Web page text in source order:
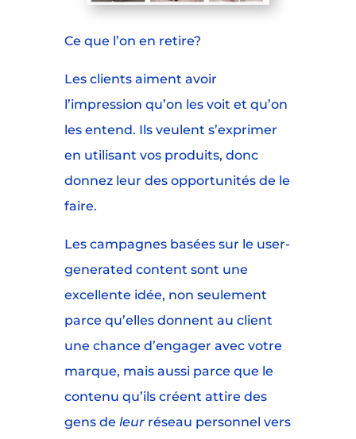
Ce que l’on en retire?
Les clients aiment avoir
l’impression qu’on les voit et qu’on
les entend. Ils veulent s’exprimer
en utilisant vos produits, donc
donnez leur des opportunités de le
faire.
Les campagnes basées sur le user-
generated content sont une
excellente idée, non seulement
parce qu’elles donnent au client
une chance d’engager avec votre
marque, mais aussi parce que le
contenu qu’ils créent attire des
gens de leurréseau personnel vers